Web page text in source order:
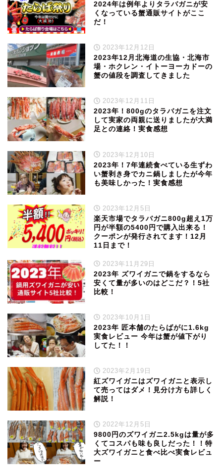
2024年は例年よりタラバガニが安
くなっている蟹通販サイトがここ
だ！
2023年12月12日
2023年12月北海道の生協・北海市
場・ホクレン・イトーヨーカドーの
蟹の値段を調査してきました
2023年12月11日
2023年！800gのタラバガニを注文
して実家の両親に送りましたが大満
足との連絡！実食感想
2023年12月10日
2023年！7年連続食べている生ずわ
い蟹剥き身でカニ鍋しましたが今年
も美味しかった！実食感想
2023年12月5日
楽天市場でタラバガニ800g超え1万
円が半額の5400円で購入出来る！
クーポンが発行されてます！12月
11日まで！
2023年11月29日
2023年 ズワイガニで鍋をするなら
安くて量が多いのはどこだ？！5社
比較！
2023年10月1日
2023年 匠本舗のたらばがに1.6kg
実食レビュー 今年は蟹が値下がり
してた！！
2023年2月19日
紅ズワイガニはズワイガニと表示し
て売ってはダメ！見分け方も詳しく
解説！
2022年12月5日
9800円のズワイガニ2.5kgは量が多
くてコスパも味も良しだった！！特
大ズワイガニと食べ比べ実食レビュ
ー